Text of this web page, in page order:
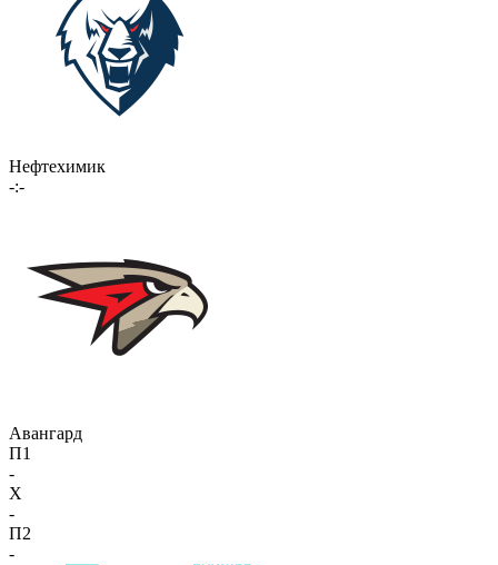
Нефтехимик
-:-
Авангард
П1
-
X
-
П2
-